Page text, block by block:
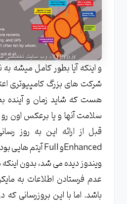
و اینکه آیا بطور کامل میشه به
شرکت های بزرگ کامپیوتری
هست که شاید زمان و
سلامت آنها و یا برعکس اون
ویندوز دیده می شد، بدون
عدم فرستادن اطلاعات به